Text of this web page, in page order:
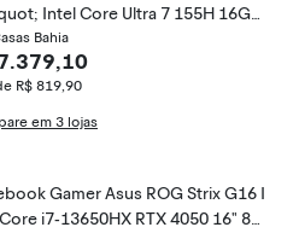
Intel Core Ultra 7 155H 16GB
SSD Windows 11 - 83GM0005B
Grey
Bahia
R$ 819,90
em 3 lojas
Gamer Asus ROG Strix G16 I
i7-13650HX RTX 4050 16" 8G